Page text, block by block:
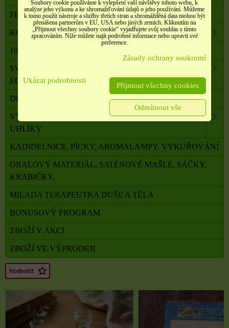
FENG SHUI, ORG. PYRAMIDY, LAPAČE SNŮ
KOMPONENTY K VÝROBĚ SVÍČEK, ŠPERKŮ
100 % PŘÍRODNÍ ESENCIÁLNÍ OLEJE SALOOS
SVÍČKY Z PALMOVÉHO A SÓJOVÉHO VOSKU
ECO
DRAHÉ A LÉČIVÉ KAMENY
VYKUŘOVADLA, VONNÉ TYČINKY A ŠIŠKY,
UHLÍKY
KADIDELNICE, PÍCKY, AROMALAMPY, VYKUŘOVÁNÍ
OBALOVÝ MATERIÁL, SATÉNOVÉ MAŠLE, SÁČKY,
KRABIČKY,
MILADA TERAPEUTKA DUŠE A TĚLA
BONUSOVÝ PROGRAM
ZBOŽÍ V AKCI
ZBOŽÍ VE VÝPRODEJI
Soubory cookie používáme k vylepšení vaší návštěvy tohoto webu, k
analýze jeho výkonu a ke shromažďování údajů o jeho používání. Můžeme
k tomu použít nástroje a služby třetích stran a shromážděná data mohou být
přenášena partnerům v EU, USA nebo jiných zemích. Kliknutím na
„Přijmout všechny soubory cookie“ vyjadřujete svůj souhlas s tímto
zpracováním. Níže můžete najít podrobné informace nebo upravit své
preference.
Zásady ochrany soukromí
Ukázat podrobnosti
Přijmout všechny cookies
Odmítnout vše